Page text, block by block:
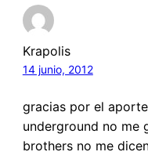
Krapolis
14 junio, 2012
gracias por el
underground no me
brothers no me